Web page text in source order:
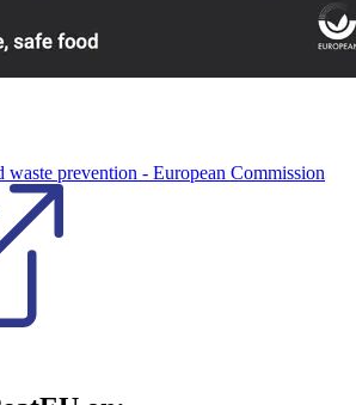
waste prevention - European Commission